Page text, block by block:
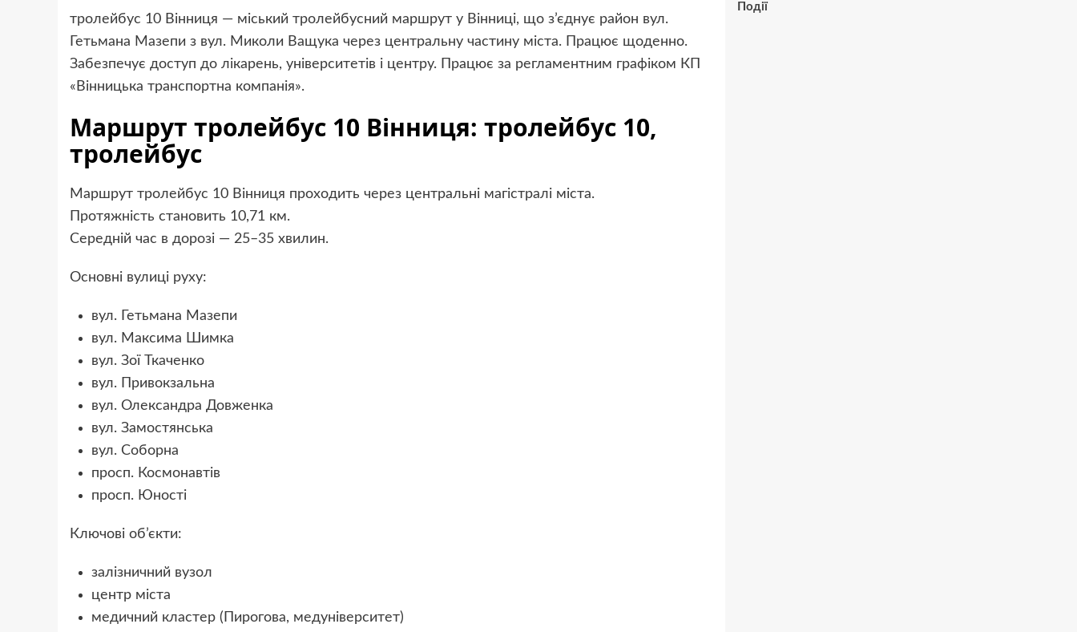
тролейбус 10 Вінниця — міський тролейбусний маршрут у Вінниці, що з’єднує район вул.
Гетьмана Мазепи з вул. Миколи Ващука через центральну частину міста. Працює щоденно.
Забезпечує доступ до лікарень, університетів і центру. Працює за регламентним графіком КП
«Вінницька транспортна компанія».
Маршрут тролейбус 10 Вінниця: тролейбус 10,
тролейбус
Маршрут тролейбус 10 Вінниця проходить через центральні магістралі міста.
Протяжність становить 10,71 км.
Середній час в дорозі — 25–35 хвилин.
Основні вулиці руху:
вул. Гетьмана Мазепи
вул. Максима Шимка
вул. Зої Ткаченко
вул. Привокзальна
вул. Олександра Довженка
вул. Замостянська
вул. Соборна
просп. Космонавтів
просп. Юності
Ключові об’єкти:
залізничний вузол
центр міста
медичний кластер (Пирогова, медуніверситет)
Події